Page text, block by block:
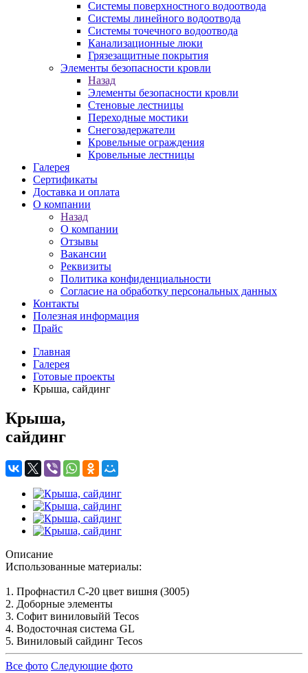
Системы поверхностного водоотвода
Системы линейного водоотвода
Системы точечного водоотвода
Канализационные люки
Грязезащитные покрытия
Элементы безопасности кровли
Назад
Элементы безопасности кровли
Стеновые лестницы
Переходные мостики
Снегозадержатели
Кровельные ограждения
Кровельные лестницы
Галерея
Сертификаты
Доставка и оплата
О компании
Назад
О компании
Отзывы
Вакансии
Реквизиты
Политика конфиденциальности
Согласие на обработку персональных данных
Контакты
Полезная информация
Прайс
Главная
Галерея
Готовые проекты
Крыша, сайдинг
Крыша,
сайдинг
Описание
Использованные материалы:
1. Профнастил С-20 цвет вишня (3005)
2. Доборные элементы
3. Софит виниловыйй Tecos
4. Водосточная система GL
5. Виниловый сайдинг Tecos
Все фото Следующие фото